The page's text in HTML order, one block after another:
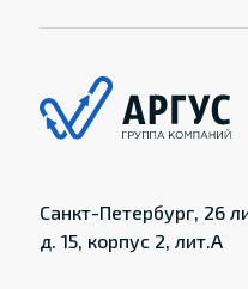
Санкт-Петербург, 26
д. 15, корпус 2, лит.А